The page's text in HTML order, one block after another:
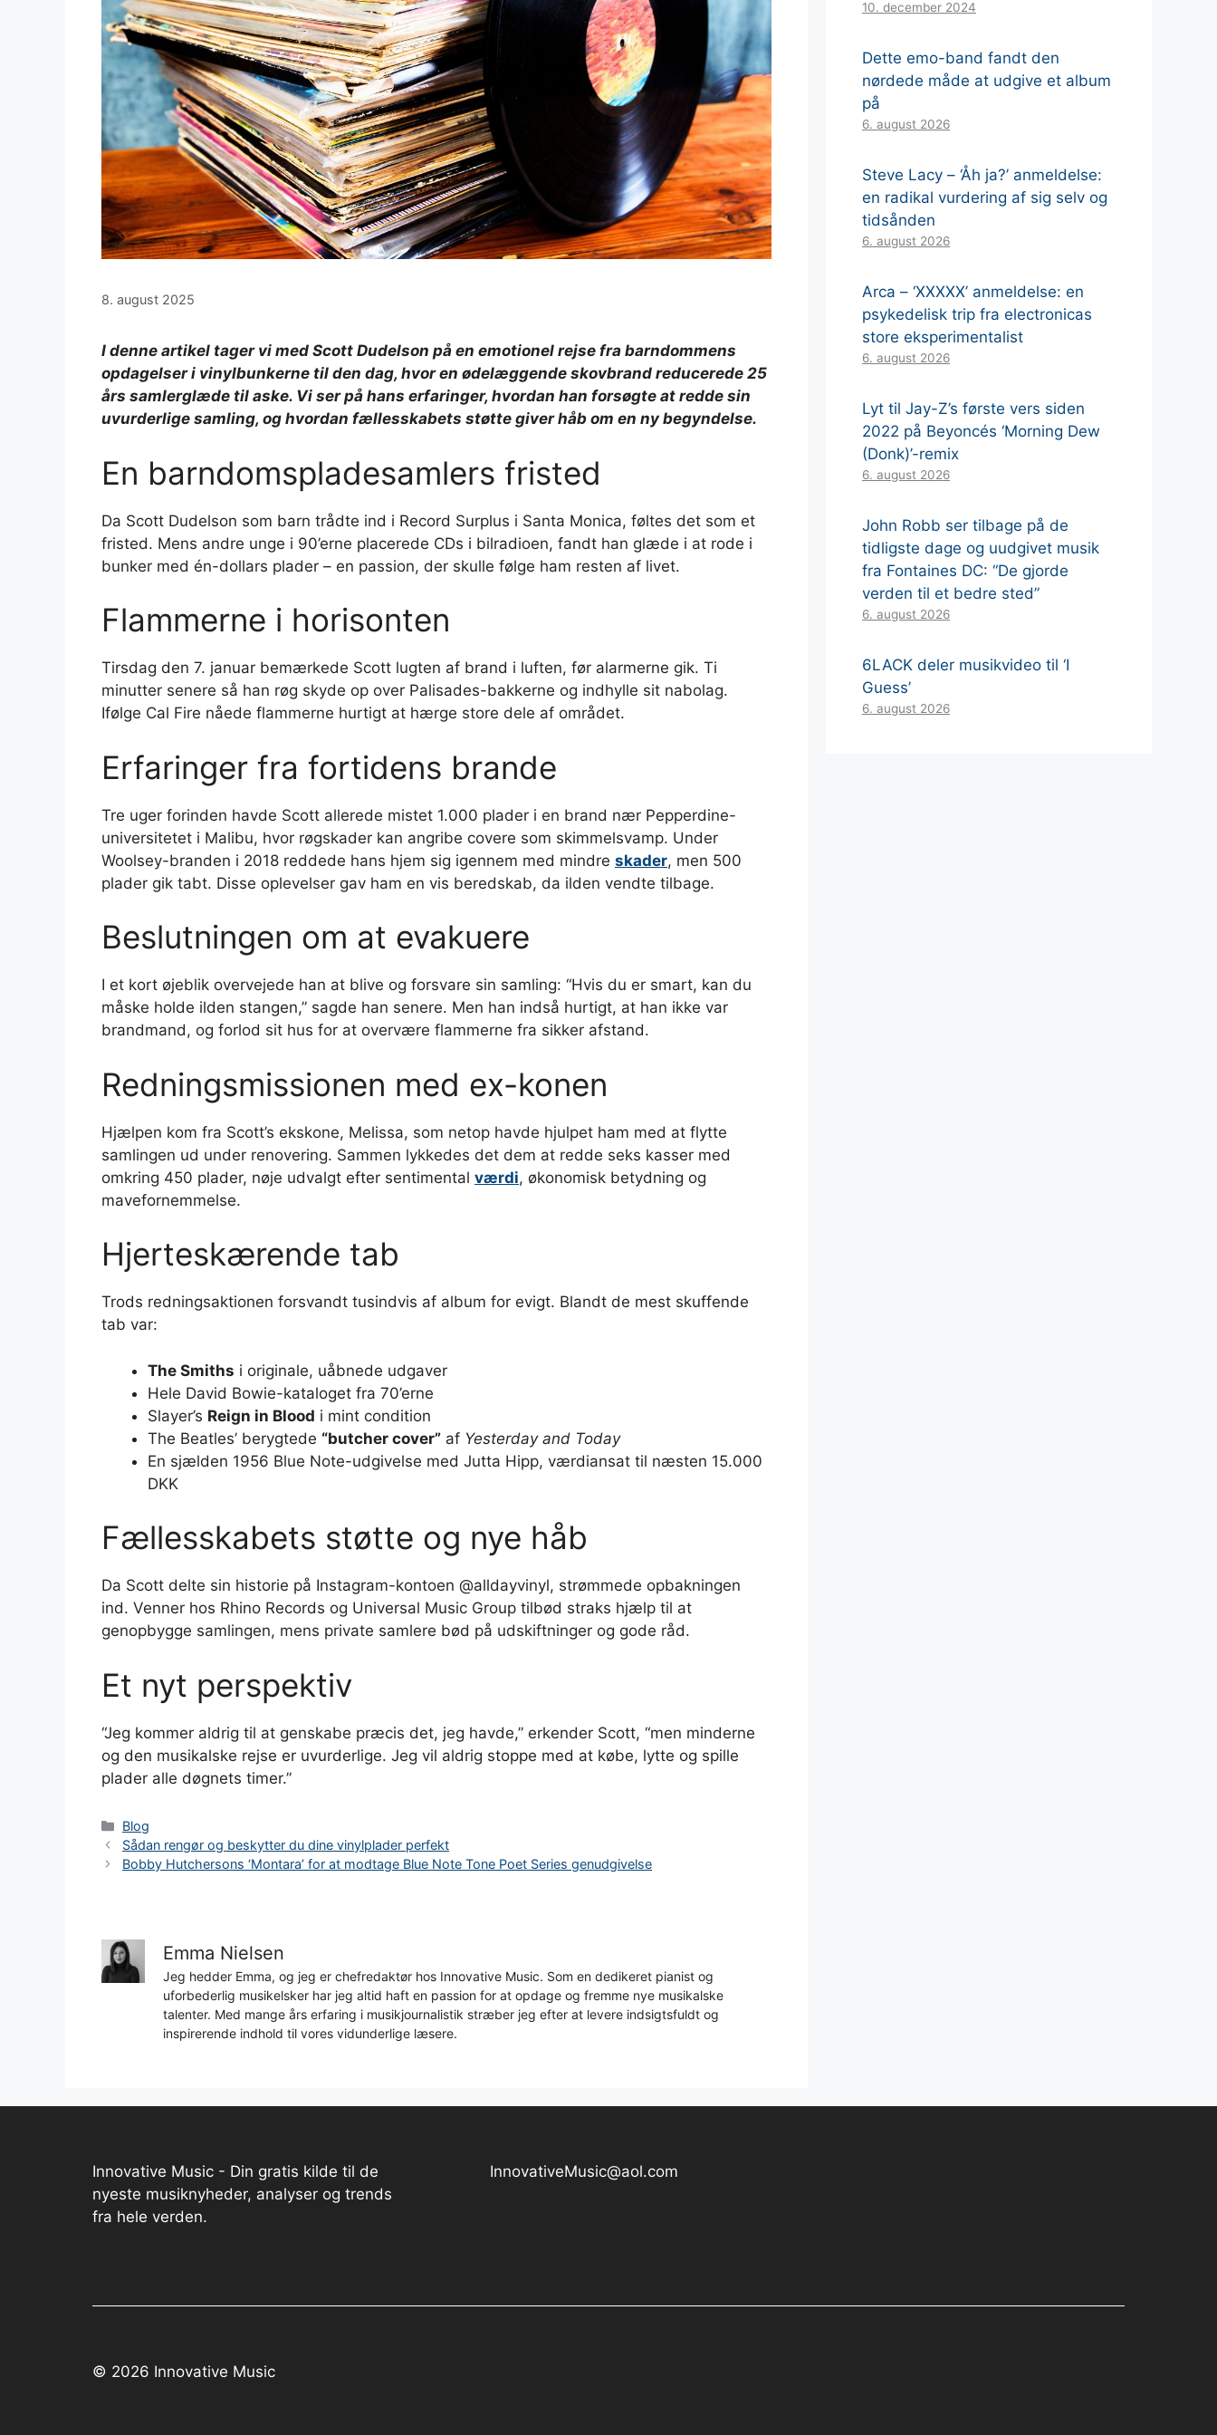
8. august 2025
I denne artikel tager vi med Scott Dudelson på en emotionel rejse fra barndommens
opdagelser i vinylbunkerne til den dag, hvor en ødelæggende skovbrand reducerede 25
års samlerglæde til aske. Vi ser på hans erfaringer, hvordan han forsøgte at redde sin
uvurderlige samling, og hvordan fællesskabets støtte giver håb om en ny begyndelse.
En barndomspladesamlers fristed
Da Scott Dudelson som barn trådte ind i Record Surplus i Santa Monica, føltes det som et
fristed. Mens andre unge i 90’erne placerede CDs i bilradioen, fandt han glæde i at rode i
bunker med én-dollars plader – en passion, der skulle følge ham resten af livet.
Flammerne i horisonten
Tirsdag den 7. januar bemærkede Scott lugten af brand i luften, før alarmerne gik. Ti
minutter senere så han røg skyde op over Palisades-bakkerne og indhylle sit nabolag.
Ifølge Cal Fire nåede flammerne hurtigt at hærge store dele af området.
Erfaringer fra fortidens brande
Tre uger forinden havde Scott allerede mistet 1.000 plader i en brand nær Pepperdine-
universitetet i Malibu, hvor røgskader kan angribe covere som skimmelsvamp. Under
Woolsey-branden i 2018 reddede hans hjem sig igennem med mindre skader, men 500
plader gik tabt. Disse oplevelser gav ham en vis beredskab, da ilden vendte tilbage.
Beslutningen om at evakuere
I et kort øjeblik overvejede han at blive og forsvare sin samling: “Hvis du er smart, kan du
måske holde ilden stangen,” sagde han senere. Men han indså hurtigt, at han ikke var
brandmand, og forlod sit hus for at overvære flammerne fra sikker afstand.
Redningsmissionen med ex-konen
Hjælpen kom fra Scott’s ekskone, Melissa, som netop havde hjulpet ham med at flytte
samlingen ud under renovering. Sammen lykkedes det dem at redde seks kasser med
omkring 450 plader, nøje udvalgt efter sentimental værdi, økonomisk betydning og
mavefornemmelse.
Hjerteskærende tab
Trods redningsaktionen forsvandt tusindvis af album for evigt. Blandt de mest skuffende
tab var:
The Smiths i originale, uåbnede udgaver
Hele David Bowie-kataloget fra 70’erne
Slayer’s Reign in Blood i mint condition
The Beatles’ berygtede “butcher cover” af Yesterday and Today
En sjælden 1956 Blue Note-udgivelse med Jutta Hipp, værdiansat til næsten 15.000
DKK
Fællesskabets støtte og nye håb
Da Scott delte sin historie på Instagram-kontoen @alldayvinyl, strømmede opbakningen
ind. Venner hos Rhino Records og Universal Music Group tilbød straks hjælp til at
genopbygge samlingen, mens private samlere bød på udskiftninger og gode råd.
Et nyt perspektiv
“Jeg kommer aldrig til at genskabe præcis det, jeg havde,” erkender Scott, “men minderne
og den musikalske rejse er uvurderlige. Jeg vil aldrig stoppe med at købe, lytte og spille
plader alle døgnets timer.”
Kategorier
Blog
Sådan rengør og beskytter du dine vinylplader perfekt
Bobby Hutchersons ‘Montara’ for at modtage Blue Note Tone Poet Series genudgivelse
Emma Nielsen
Jeg hedder Emma, og jeg er chefredaktør hos Innovative Music. Som en dedikeret pianist og
uforbederlig musikelsker har jeg altid haft en passion for at opdage og fremme nye musikalske
talenter. Med mange års erfaring i musikjournalistik stræber jeg efter at levere indsigtsfuldt og
inspirerende indhold til vores vidunderlige læsere.
10. december 2024
Dette emo-band fandt den
nørdede måde at udgive et album
på
6. august 2026
Steve Lacy – ‘Åh ja?’ anmeldelse:
en radikal vurdering af sig selv og
tidsånden
6. august 2026
Arca – ‘XXXXX’ anmeldelse: en
psykedelisk trip fra electronicas
store eksperimentalist
6. august 2026
Lyt til Jay-Z’s første vers siden
2022 på Beyoncés ‘Morning Dew
(Donk)’-remix
6. august 2026
John Robb ser tilbage på de
tidligste dage og uudgivet musik
fra Fontaines DC: “De gjorde
verden til et bedre sted”
6. august 2026
6LACK deler musikvideo til ‘I
Guess’
6. august 2026
Innovative Music - Din gratis kilde til de
nyeste musiknyheder, analyser og trends
fra hele verden.
InnovativeMusic@aol.com
© 2026 Innovative Music